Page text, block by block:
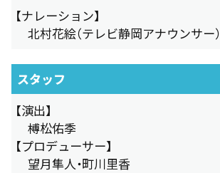
【ナレーション】
北村花絵（テレビ静岡アナウンサー）
スタッフ
【演出】
榑松佑季
【プロデューサー】
望月隼人・町川里香